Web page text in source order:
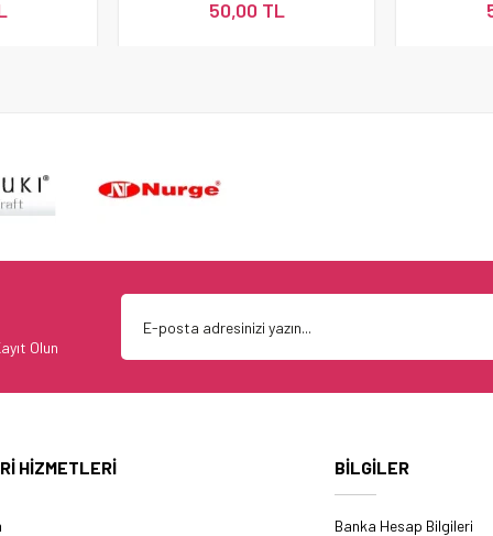
50,00 TL
Olun
HİZMETLERİ BİLGİLER
Banka Hesap Bilgileri